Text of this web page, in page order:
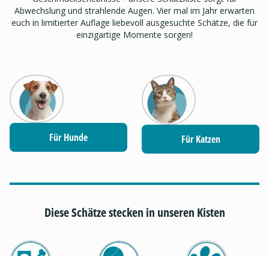
Abwechslung und strahlende Augen. Vier mal im Jahr erwarten
euch in limitierter Auflage liebevoll ausgesuchte Schätze, die für
einzigartige Momente sorgen!
Für Hunde Für Katzen
Diese Schätze stecken in unseren Kisten